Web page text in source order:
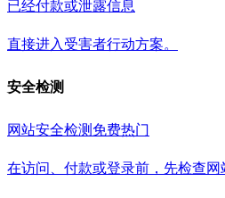
已经付款或泄露信息
直接进入受害者行动方案。
安全检测
网站安全检测 免费热门
在访问、付款或登录前，先检查网